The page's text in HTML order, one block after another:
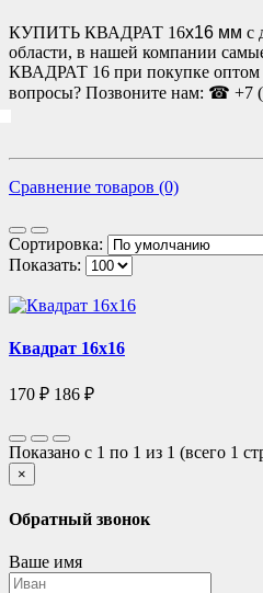
КУПИТЬ КВАДРАТ 16х16 мм с
области, в нашей компании
КВАДРАТ 16 при покупке оптом
вопросы? Позвоните нам: ☎ +7
Сравнение товаров (0)
Сортировка:
Показать:
Квадрат 16х16
170 ₽ 186 ₽
Показано с 1 по 1 из 1 (всего 1
×
Обратный звонок
Ваше имя